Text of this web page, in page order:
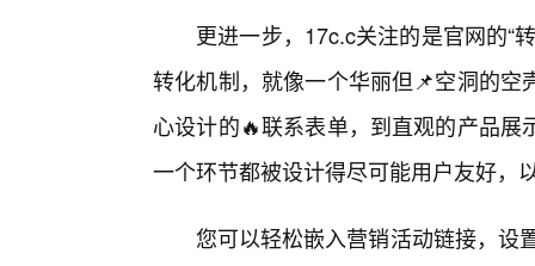
更进一步，17c.c关注的是官网的“
转化机制，就像一个华丽但📌空洞的
心设计的🔥联系表单，到直观的产品
一个环节都被设计得尽可能用户友好，
您可以轻松嵌入营销活动链接，设